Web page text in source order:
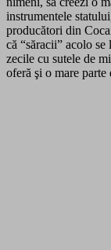
instrumentele
producători din
că “săracii” acolo
zecile cu sutele de
oferă şi o mare